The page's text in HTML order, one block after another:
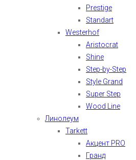
Prestige
Standart
Westerhof
Aristocrat
Shine
Step-by-Step
Style Grand
Super Step
Wood Line
Линолеум
Tarkett
Акцент PRO
Гранд